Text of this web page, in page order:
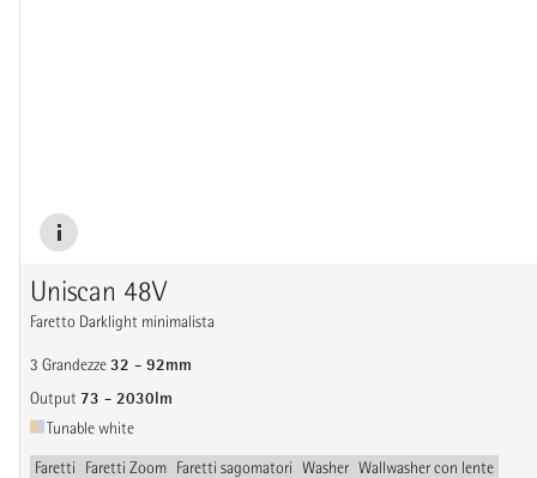
Uniscan 48V
Faretto Darklight minimalista
3 Grandezze32 - 92mm
Output 73 - 2030lm
Tunable white
Faretti Faretti Zoom Faretti sagomatori Washer Wallwasher con lente